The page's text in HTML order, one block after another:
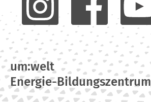
um:welt
Energie-Bildungszentrum